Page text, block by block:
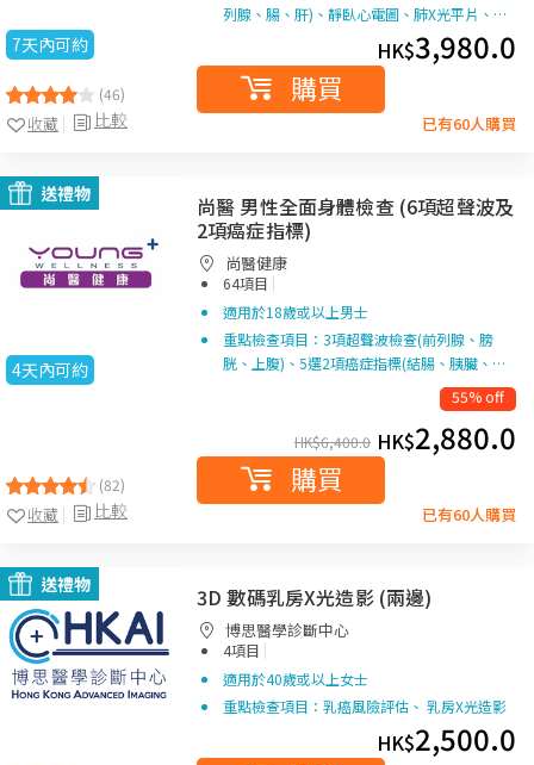
7天內可約
(46)
比較
收藏
列腺、腸、肝)、靜臥心電圖、肺X光平片、…
HK$3,980.0
購買
已有60人購買
送禮物
4天內可約
(82)
比較
收藏
尚醫 男性全面身體檢查 (6項超聲波及
2項癌症指標)
尚醫健康
64項目 |
適用於18歲或以上男士
重點檢查項目：3項超聲波檢查(前列腺、膀
胱、上腹)、5選2項癌症指標(結腸、胰臟、…
55% off
HK$6,400.0 HK$2,880.0
購買
已有60人購買
送禮物 3D 數碼乳房X光造影 (兩邊)
博思醫學診斷中心
4項目 |
適用於40歲或以上女士
重點檢查項目：乳癌風險評估、 乳房X光造影
HK$2,500.0